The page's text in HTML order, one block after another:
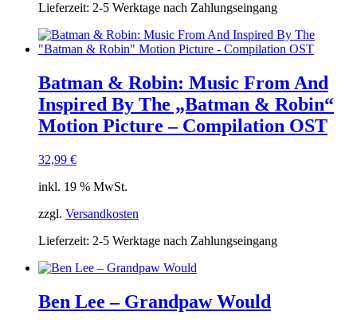
Lieferzeit: 2-5 Werktage nach Zahlungseingang
Batman & Robin: Music From And
Inspired By The „Batman & Robin“
Motion Picture – Compilation OST
32,99 €
inkl. 19 % MwSt.
zzgl. Versandkosten
Lieferzeit: 2-5 Werktage nach Zahlungseingang
Ben Lee ‎– Grandpaw Would